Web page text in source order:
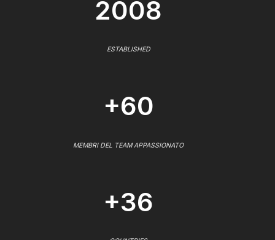
2008
ESTABLISHED
+60
MEMBRI DEL TEAM APPASSIONATO
+36